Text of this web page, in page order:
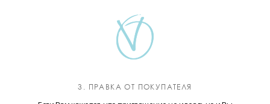
3. ПРАВКА ОТ ПОКУПАТЕЛЯ